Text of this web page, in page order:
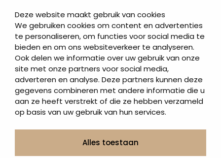
Deze website maakt gebruik van cookies
We gebruiken cookies om content en advertenties
te personaliseren, om functies voor social media te
bieden en om ons websiteverkeer te analyseren.
Ook delen we informatie over uw gebruik van onze
site met onze partners voor social media,
adverteren en analyse. Deze partners kunnen deze
gegevens combineren met andere informatie die u
aan ze heeft verstrekt of die ze hebben verzameld
op basis van uw gebruik van hun services.
Alles toestaan
Letterplaten
Grafzerken kopen
Direct naar
Grafstenen
As artikelen
Urngrafmonumenten
Informatie